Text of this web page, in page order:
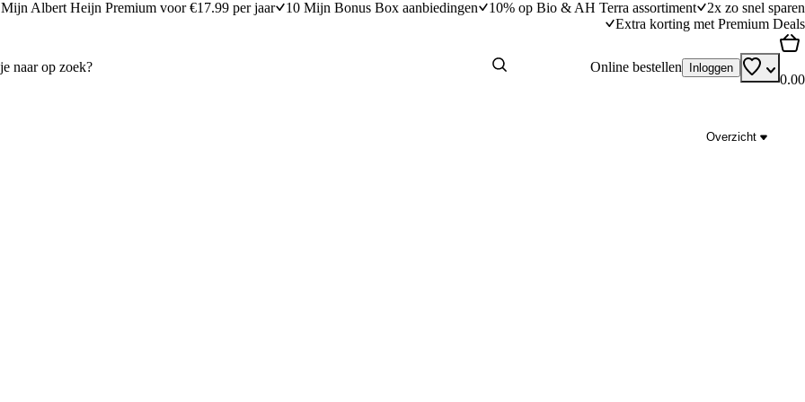
Mijn Albert Heijn Premium voor €17.99 per jaar 10 Mijn Bonus Box aanbiedingen 10% op Bio & AH Terra assortiment
2x zo snel sparen
Extra korting met Premium Deals
Online bestellen Inloggen
0.00
Overzicht